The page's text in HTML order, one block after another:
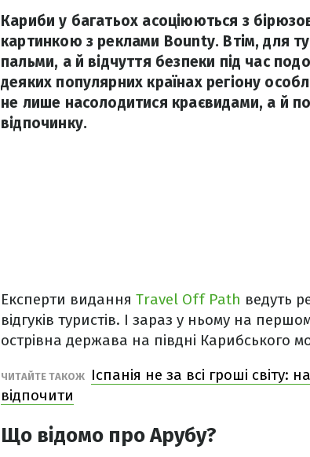
Кариби у багатьох асоціюються з
картинкою з реклами Bounty. Втім, для
пальми, а й відчуття безпеки під час
деяких популярних країнах регіону
не лише насолодитися краєвидами, а й
відпочинку.
Експерти видання Travel Off Path ведуть
відгуків туристів. І зараз у ньому на
острівна держава на півдні Карибського
ЧИТАЙТЕ ТАКОЖ
Іспанія не за всі гроші
відпочити
Що відомо про Арубу?